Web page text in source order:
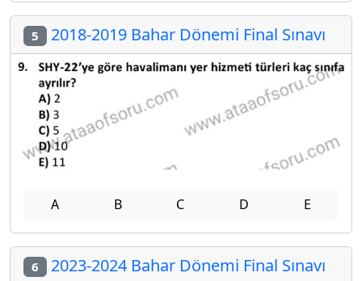
5 2018-2019 Bahar Dönemi Final Sınavı
A B C D E
6 2023-2024 Bahar Dönemi Final Sınavı